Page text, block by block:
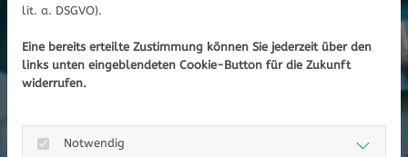
lit. a. DSGVO).
Eine bereits erteilte Zustimmung können Sie jederzeit über den
links unten eingeblendeten Cookie-Button für die Zukunft
widerrufen.
Notwendig